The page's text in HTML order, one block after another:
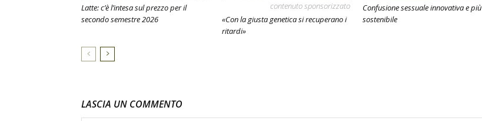
Latte: c’è l’intesa sul prezzo per il
secondo semestre 2026
contenuto sponsorizzato
«Con la giusta genetica si recuperano i
ritardi»
Confusione sessuale innovativa e più
sostenibile
LASCIA UN COMMENTO